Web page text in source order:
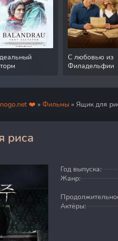
С любовью из
Филадельфии
❤️ » Фильмы » Ящик для
риса
Год выпуска:
Жанр:
Актёры: